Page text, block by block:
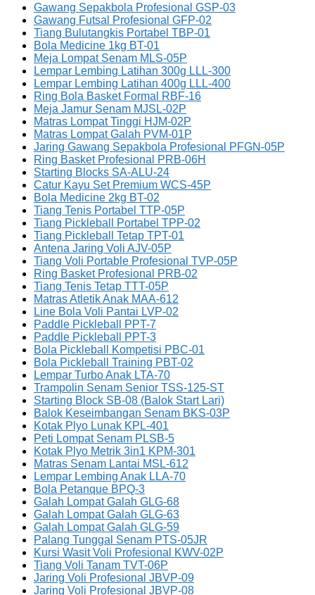
Gawang Sepakbola Profesional GSP-03
Gawang Futsal Profesional GFP-02
Tiang Bulutangkis Portabel TBP-01
Bola Medicine 1kg BT-01
Meja Lompat Senam MLS-05P
Lempar Lembing Latihan 300g LLL-300
Lempar Lembing Latihan 400g LLL-400
Ring Bola Basket Formal RBF-16
Meja Jamur Senam MJSL-02P
Matras Lompat Tinggi HJM-02P
Matras Lompat Galah PVM-01P
Jaring Gawang Sepakbola Profesional PFGN-05P
Ring Basket Profesional PRB-06H
Starting Blocks SA-ALU-24
Catur Kayu Set Premium WCS-45P
Bola Medicine 2kg BT-02
Tiang Tenis Portabel TTP-05P
Tiang Pickleball Portabel TPP-02
Tiang Pickleball Tetap TPT-01
Antena Jaring Voli AJV-05P
Tiang Voli Portable Profesional TVP-05P
Ring Basket Profesional PRB-02
Tiang Tenis Tetap TTT-05P
Matras Atletik Anak MAA-612
Line Bola Voli Pantai LVP-02
Paddle Pickleball PPT-7
Paddle Pickleball PPT-3
Bola Pickleball Kompetisi PBC-01
Bola Pickleball Training PBT-02
Lempar Turbo Anak LTA-70
Trampolin Senam Senior TSS-125-ST
Starting Block SB-08 (Balok Start Lari)
Balok Keseimbangan Senam BKS-03P
Kotak Plyo Lunak KPL-401
Peti Lompat Senam PLSB-5
Kotak Plyo Metrik 3in1 KPM-301
Matras Senam Lantai MSL-612
Lempar Lembing Anak LLA-70
Bola Petanque BPQ-3
Galah Lompat Galah GLG-68
Galah Lompat Galah GLG-63
Galah Lompat Galah GLG-59
Palang Tunggal Senam PTS-05JR
Kursi Wasit Voli Profesional KWV-02P
Tiang Voli Tanam TVT-06P
Jaring Voli Profesional JBVP-09
Jaring Voli Profesional JBVP-08